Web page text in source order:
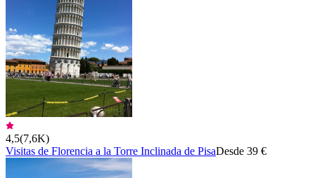
4,5(7,6K)
Visitas de Florencia a la Torre Inclinada de PisaDesde 39 €